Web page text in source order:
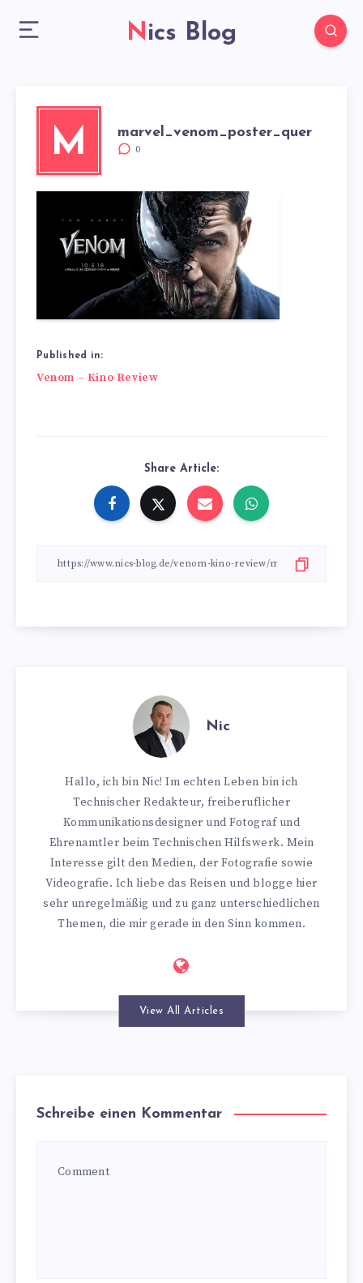
Nics Blog
M marvel_venom_poster_quer
0
Published in:
Beitragsnavigation
Venom – Kino Review
Share Article:
Nic
Hallo, ich bin Nic! Im echten Leben bin ich
Technischer Redakteur, freiberuflicher
Kommunikationsdesigner und Fotograf und
Ehrenamtler beim Technischen Hilfswerk. Mein
Interesse gilt den Medien, der Fotografie sowie
Videografie. Ich liebe das Reisen und blogge hier
sehr unregelmäßig und zu ganz unterschiedlichen
Themen, die mir gerade in den Sinn kommen.
View All Articles
Schreibe einen Kommentar